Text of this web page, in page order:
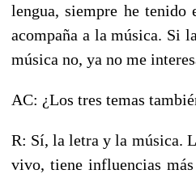
lengua, siempre he tenido
acompaña a la música. Si
música no, ya no me
AC: ¿Los tres temas
R: Sí, la letra y la música.
vivo, tiene influencias